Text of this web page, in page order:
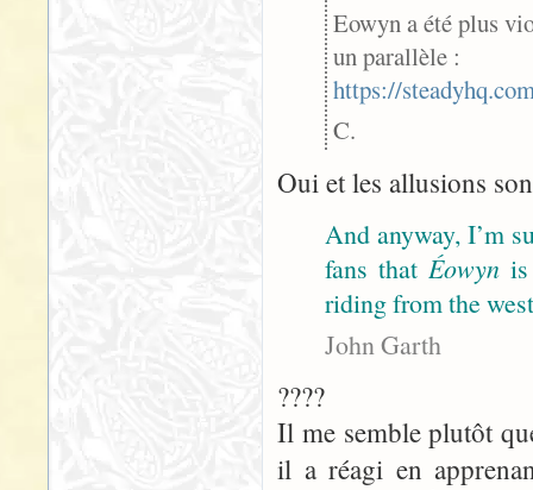
Eowyn a été plus
un parallèle :
https://
C.
Oui et les allusions
And anyway, I’m
fans that Éowyn
riding from the
John Garth
????
Il me semble plutôt
il a réagi en